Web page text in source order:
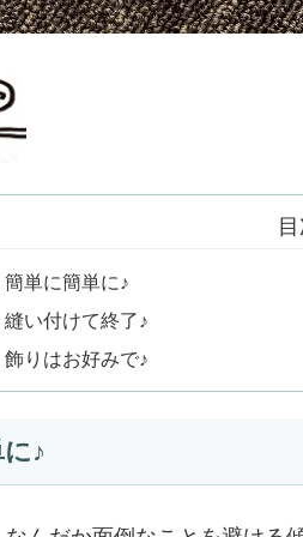
簡単に簡単に♪
縫い付けて終了♪
飾りはお好みで♪
♪